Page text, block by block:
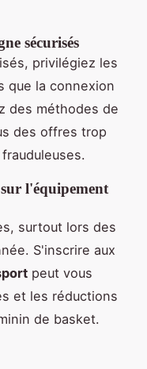
sécurisés
privilégiez les
que la connexion
des méthodes de
des offres trop
l'équipement
surtout lors des
S'inscrire aux
peut vous
et les réductions
de basket.